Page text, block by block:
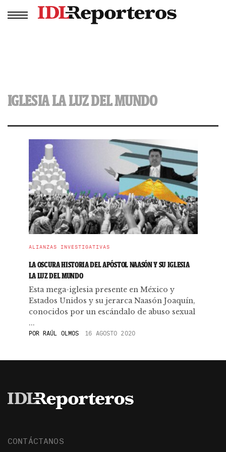
IGLESIA LA LUZ DEL MUNDO
ALIANZAS INVESTIGATIVAS
LA OSCURA HISTORIA DEL APÓSTOL NAASÓN Y SU IGLESIA
LA LUZ DEL MUNDO
Esta mega-iglesia presente en México y
Estados Unidos y su jerarca Naasón Joaquín,
conocidos por un escándalo de abuso sexual
...
PORRAÚL OLMOS 16 AGOSTO 2020
CONTÁCTANOS